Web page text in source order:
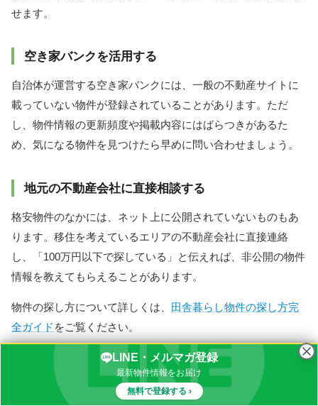
せます。
空き家バンクを活用する
自治体が運営する空き家バンクには、一般の不動産サイトに
載っていない物件が登録されていることがあります。ただ
し、物件情報の更新頻度や掲載内容にはばらつきがあるた
め、気になる物件を見つけたら早めに問い合わせましょう。
地元の不動産会社に直接相談する
格安物件のなかには、ネット上に公開されていないものもあ
ります。移住を考えているエリアの不動産会社に直接連絡
し、「100万円以下で探している」と伝えれば、非公開の物件
情報を教えてもらえることがあります。
物件の探し方について詳しくは、 田舎暮らし物件の探し方完
全ガイドをご覧ください。
田舎暮らし物件.comでは、全国の田舎暮らし向け
LINE・メルマガ登録
最新物件情報をお届け
無料で登録する ›